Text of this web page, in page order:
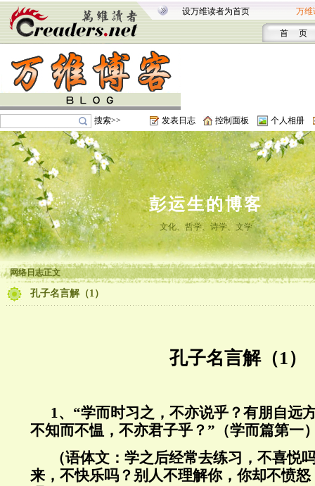
设万维读者为首页 万维
首 页
搜索>> 发表日志 控制面板 个人相册
彭运生的博客
文化、哲学、诗学、文学
网络日志正文
孔子名言解（1）
孔子名言解（1）
1、“学而时习之，不亦说乎？有朋自远
不知而不愠，不亦君子乎？”（学而篇第一
（语体文：学之后经常去练习，不喜悦
来，不快乐吗？别人不理解你，你却不愤